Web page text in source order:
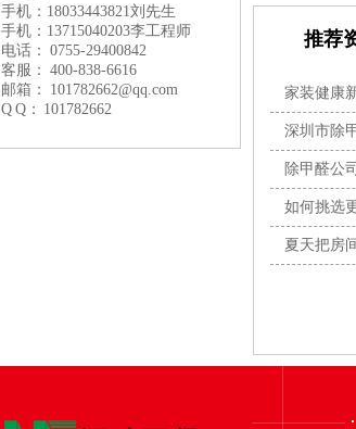
推荐
家装健康
全闭
深圳市除
除甲醛公
素？
如何挑选
夏天把房
手机：18033443821刘先生
手机：13715040203李工程师
电话： 0755-29400842
客服： 400-838-6616
邮箱： 101782662@qq.com
Q Q： 101782662